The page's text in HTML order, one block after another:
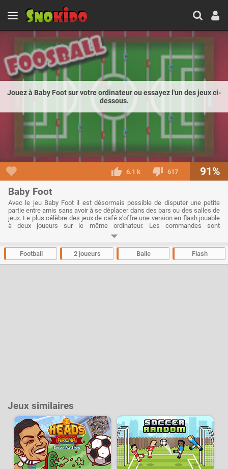
Jouez à Baby Foot sur votre ordinateur ou essayez l'un des jeux ci-
dessous.
6.1 k 617 91%
Baby Foot
Avec le jeu Baby Foot il est désormais possible de disputer une petite
partie entre amis sans avoir à se déplacer dans des bars ou des salles de
jeux. Le plus célèbre des jeux de café s'offre une version en flash jouable
à deux joueurs sur le même ordinateur. Les commandes sont
rudimentaires et la prise en main est immédiate pour du fun instantané.
Les joueurs solo quant à eux pourront s'essayer à une mini campagne qui
proposera plusieurs challenges et plusieurs adversaires à battre.
Développeur :2PG- Joué117 kfois
Football 2 joueurs Balle Flash
Jeux similaires